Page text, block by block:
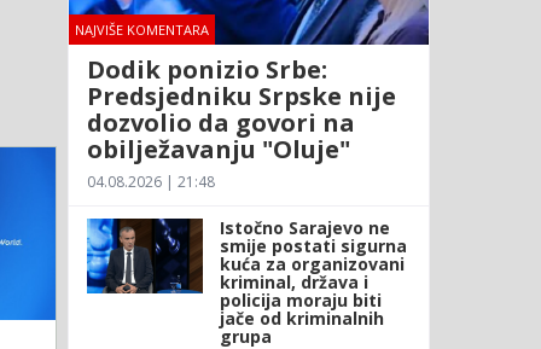
NAJVIŠE KOMENTARA
Dodik ponizio Srbe:
Predsjedniku Srpske nije
dozvolio da govori na
obilježavanju "Oluje"
04.08.2026 | 21:48
Istočno Sarajevo ne
smije postati sigurna
kuća za organizovani
kriminal, država i
policija moraju biti
jače od kriminalnih
grupa